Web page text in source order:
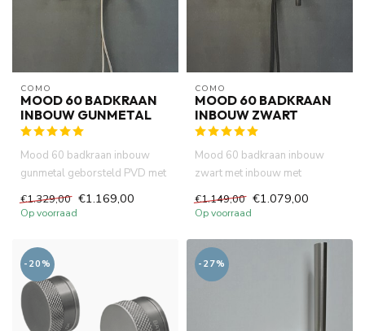
COMO
MOOD 60 BADKRAAN
INBOUW GUNMETAL
Mood 60 badkraan inbouw
gunmetal geborsteld PVD met
inbouw met handdouche en 23
...
€1.329,00 €1.169,00
Op voorraad
COMO
MOOD 60 BADKRAAN
INBOUW ZWART
Mood 60 badkraan inbouw
zwart met inbouw met
handdouche en 23 cm uitloop.
Incl. ...
€1.149,00 €1.079,00
Op voorraad
-20% -27%